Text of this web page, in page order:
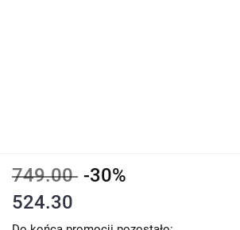
749.00 -30%
524.30